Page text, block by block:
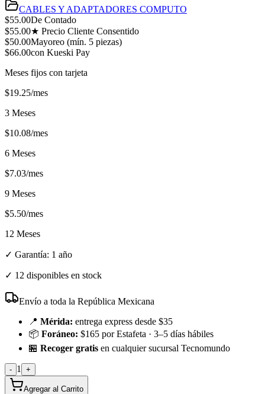
CABLES Y ADAPTADORES COMPUTO
$55.00De Contado
$55.00★ Precio Cliente Consentido
$50.00Mayoreo (mín. 5 piezas)
$66.00con Kueski Pay
Meses fijos con tarjeta
$19.25/mes
3 Meses
$10.08/mes
6 Meses
$7.03/mes
9 Meses
$5.50/mes
12 Meses
✓ Garantía: 1 año
✓ 12 disponibles en stock
Envío a toda la República Mexicana
📍 Mérida: entrega express desde $35
📦 Foráneo: $165 por Estafeta · 3–5 días hábiles
🏪 Recoger gratis en cualquier sucursal Tecnomundo
- 1 +
Agregar al Carrito